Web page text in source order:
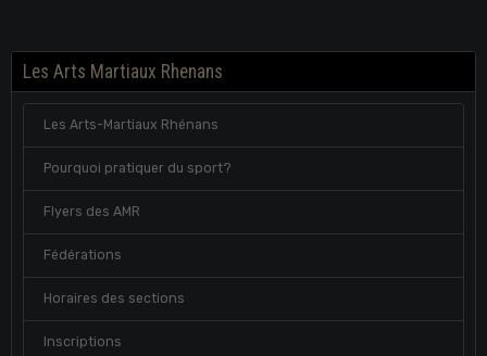
Les Arts Martiaux Rhenans
Les Arts-Martiaux Rhénans
Pourquoi pratiquer du sport?
Flyers des AMR
Fédérations
Horaires des sections
Inscriptions